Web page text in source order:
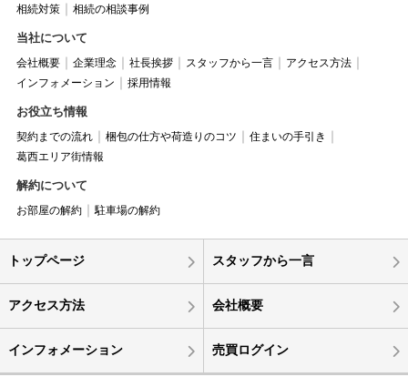
相続対策 相続の相談事例
当社について
会社概要 企業理念 社長挨拶 スタッフから一言
アクセス方法
インフォメーション
採用情報
お役立ち情報
契約までの流れ 梱包の仕方や荷造りのコツ
住まいの手引き
葛西エリア街情報
解約について
お部屋の解約 駐車場の解約
トップページ スタッフから一言
アクセス方法 会社概要
インフォメーション 売買ログイン